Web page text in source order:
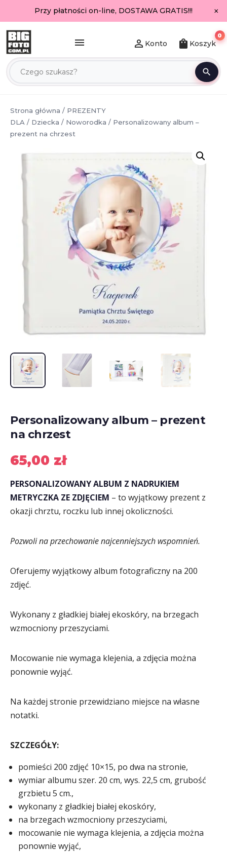
Przy płatności on-line, DOSTAWA GRATIS!!! ×
menu
search
person_outline Konto shopping_bag Koszyk
0
Strona główna / PREZENTY
DLA / Dziecka / Noworodka / Personalizowany album –
prezent na chrzest
Personalizowany album – prezent
na chrzest
65,00 zł
PERSONALIZOWANY ALBUM Z NADRUKIEM
METRYCZKA ZE ZDJĘCIEM – to wyjątkowy prezent z
okazji chrztu, roczku lub innej okoliczności.
Pozwoli na przechowanie najcenniejszych wspomnień.
Oferujemy wyjątkowy album fotograficzny na 200
zdjęć.
Wykonany z gładkiej białej ekoskóry, na brzegach
wzmocniony przeszyciami.
Mocowanie nie wymaga klejenia, a zdjęcia można
ponownie wyjąć.
Na każdej stronie przewidziano miejsce na własne
notatki.
SZCZEGÓŁY:
pomieści 200 zdjęć 10×15, po dwa na stronie,
wymiar albumu szer. 20 cm, wys. 22,5 cm, grubość
grzbietu 5 cm.,
wykonany z gładkiej białej ekoskóry,
na brzegach wzmocniony przeszyciami,
mocowanie nie wymaga klejenia, a zdjęcia można
ponownie wyjąć,